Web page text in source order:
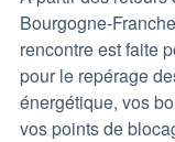
Bourgogne-
rencontre est faite
pour le repérage
énergétique, vos
vos points de